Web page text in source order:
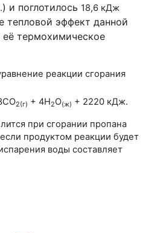
) и поглотилось 18,6 кДж
тепловой эффект данной
её термохимическое
реакции сгорания
2(г) + 4H2O(ж) + 2220 кДж.
при сгорании пропана
продуктом реакции будет
воды составляет